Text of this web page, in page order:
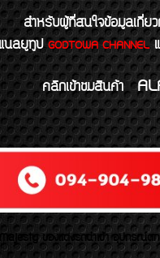
สำหรับผู้ที่สนใจข้อมูลเกี่ย
นลยูทูปGODTOWA CHANNELแ
คลิกเข้าชมสินค้า
ของเเต่งรถนำเข้า อุปกรณ์ต